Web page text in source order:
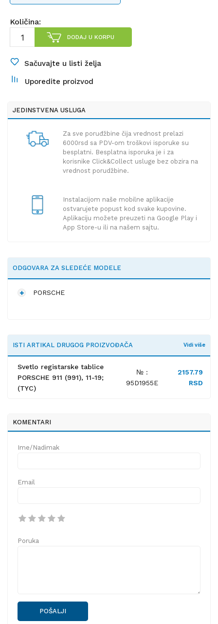
Količina:
DODAJ U KORPU
Sačuvajte u listi želja
Uporedite proizvod
JEDINSTVENA USLUGA
Za sve poruđžbine čija vrednost prelazi
6000rsd sa PDV-om troškovi isporuke su
besplatni. Besplatna isporuka je i za
korisnike Click&Collect usluge bez obzira na
vrednost porudžbine.
Instalacijom naše mobilne aplikacije
ostvarujete popust kod svake kupovine.
Aplikaciju možete preuzeti na Google Play i
App Store-u ili na našem sajtu.
ODGOVARA ZA SLEDEĆE MODELE
PORSCHE
ISTI ARTIKAL DRUGOG PROIZVOĐAČA Vidi više
Svetlo registarske tablice
PORSCHE 911 (991), 11-19;
(TYC)
№ :
95D1955E
2157.79
RSD
KOMENTARI
Ime/Nadimak
Email
Poruka
POŠALJI